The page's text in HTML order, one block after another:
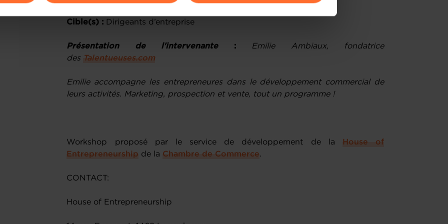
Charte d’usage des cookieset notrePolitique de protection des données
Cible(s) : Dirigeants d’entreprise
Présentation de l'intervenante:
Emilie Ambiaux, fondatrice
des Talentueuses.com
Emilie accompagne les entrepreneures dans le développement commercial de
leurs activités. Marketing, prospection et vente, tout un programme !
Workshop proposé par le service de développement de la
House of
Entrepreneurship de la Chambre de Commerce.
CONTACT:
House of Entrepreneurship